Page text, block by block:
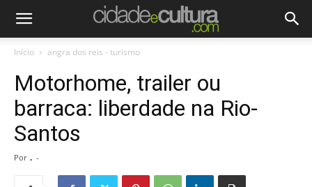
Início angra dos reis - turismo
Motorhome, trailer ou
barraca: liberdade na Rio-
Santos
Por . -